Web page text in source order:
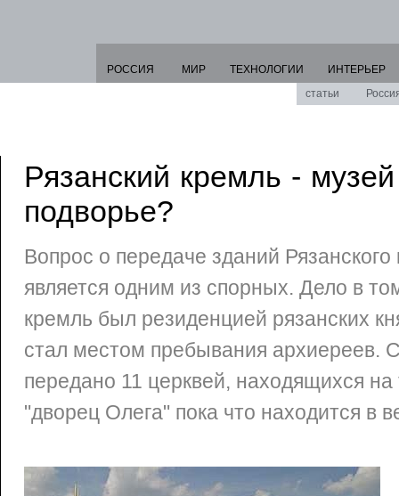
РОССИЯ МИР ТЕХНОЛОГИИ
ИНТЕРЬЕР
статьи
Рязанский кремль -
подворье?
Вопрос о передаче зданий
является одним из спорных. Дело в
кремль был резиденцией рязанских
стал местом пребывания архиереев.
передано 11 церквей, находящихся
"дворец Олега" пока что находится в